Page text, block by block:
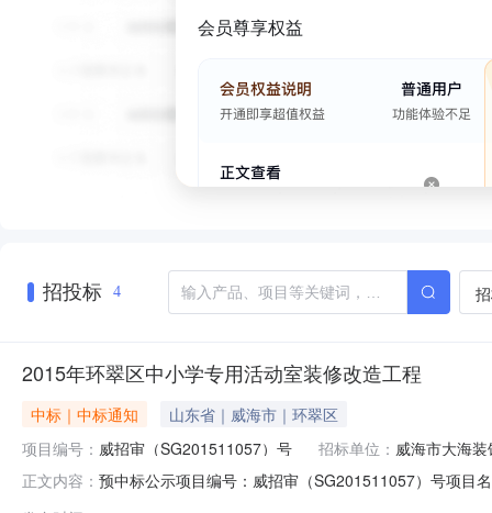
会员尊享权益
招投标 4
2015年环翠区中小学专用活动室装修改造工程
中标｜中标通知
山东省｜威海市｜环翠区
项目编号： 威招审（SG201511057）号 招标单位： 威海市大海
正文内容： 预中标公示项目编号：威招审（SG201511057）号项目